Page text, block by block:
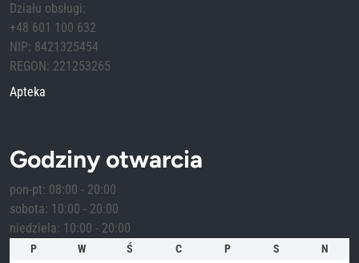
Działu obsługi:
+48 601 100 632
NIP: 8421325454
REGON: 221253265
Apteka
Godziny otwarcia
pon-pt: 08:00 - 20:00
sobota: 10:00 - 20:00
niedziela: 10:00 - 20:00
P W Ś C P S
N